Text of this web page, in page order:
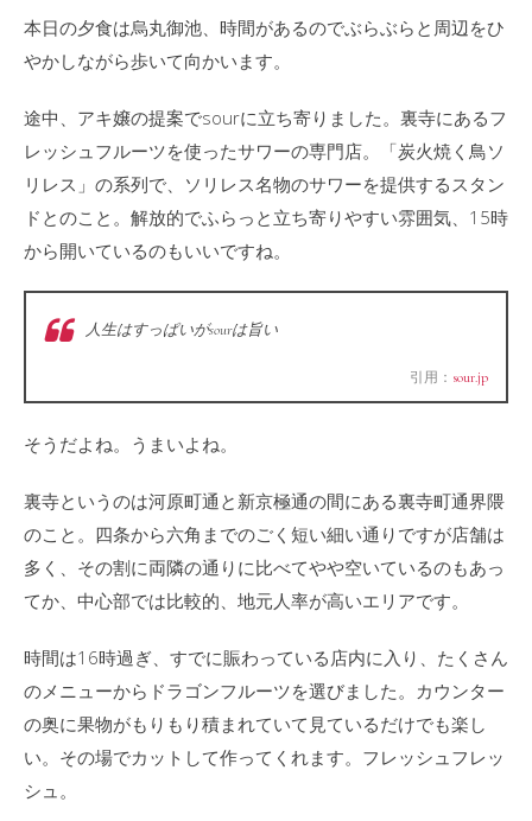
本日の夕食は烏丸御池、時間があるのでぶらぶらと周辺をひ
やかしながら歩いて向かいます。
途中、アキ嬢の提案でsourに立ち寄りました。裏寺にあるフ
レッシュフルーツを使ったサワーの専門店。「炭火焼く鳥ソ
リレス」の系列で、ソリレス名物のサワーを提供するスタン
ドとのこと。解放的でふらっと立ち寄りやすい雰囲気、15時
から開いているのもいいですね。
人生はすっぱいがsourは旨い
引用： sour.jp
そうだよね。うまいよね。
裏寺というのは河原町通と新京極通の間にある裏寺町通界隈
のこと。四条から六角までのごく短い細い通りですが店舗は
多く、その割に両隣の通りに比べてやや空いているのもあっ
てか、中心部では比較的、地元人率が高いエリアです。
時間は16時過ぎ、すでに賑わっている店内に入り、たくさん
のメニューからドラゴンフルーツを選びました。カウンター
の奥に果物がもりもり積まれていて見ているだけでも楽し
い。その場でカットして作ってくれます。フレッシュフレッ
シュ。